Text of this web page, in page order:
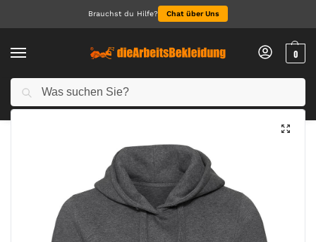
Brauchst du Hilfe? Chat über Uns
0
Start Oberteile / Hoodies /